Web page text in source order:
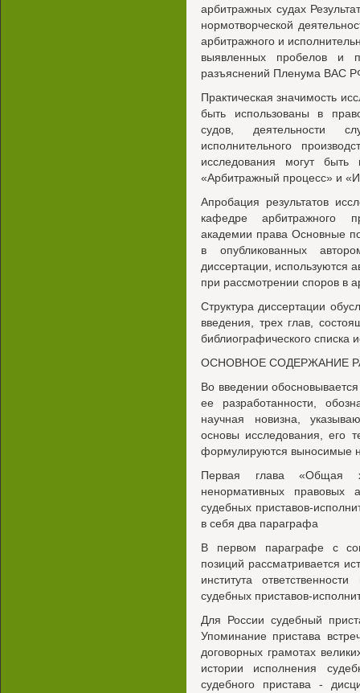
арбитражных судах
нормотворческой
арбитражного и
выявленных пробелов и
разъяснений Пленума ВАС
Практическая значимость
быть использованы в
судов, деятельности
исполнительного
исследования могут
«Арбитражный процесс» и
Апробация результатов
кафедре арбитражного
академии права Основные
в опубликованных
диссертации, используются
при рассмотрении споров в
Структура диссертации
введения, трех глав,
библиографического списка
ОСНОВНОЕ СОДЕРЖАНИЕ
Во введении
ее разработанности,
научная новизна,
основы исследования, его
формулируются выносимые
Первая глава «Общая
ненормативных правовых
судебных приставов-
в себя два параграфа
В первом параграфе с
позиций рассматривается
института
судебных приставов-
Для России судебный
Упоминание пристава
договорных грамотах
истории исполнения
судебного пристава -